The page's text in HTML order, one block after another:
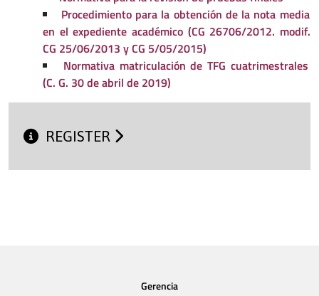
Procedimiento para la obtención de la nota media
en el expediente académico (CG 26706/2012. modif.
CG 25/06/2013 y CG 5/05/2015)
Normativa matriculación de TFG cuatrimestrales
(C. G. 30 de abril de 2019)
REGISTER
Gerencia